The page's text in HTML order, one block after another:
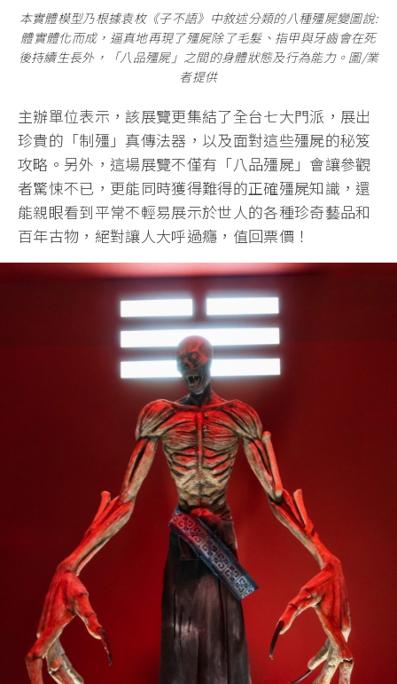
本實體模型乃根據袁枚《子不語》中敘述分類的八種殭屍變圖說:
體實體化而成，逼真地再現了殭屍除了毛髮、指甲與牙齒會在死
後持續生長外，「八品殭屍」之間的身體狀態及行為能力。圖/業
者提供
主辦單位表示，該展覽更集結了全台七大門派，展出
珍貴的「制殭」真傳法器，以及面對這些殭屍的秘笈
攻略。另外，這場展覽不僅有「八品殭屍」會讓參觀
者驚悚不已，更能同時獲得難得的正確殭屍知識，還
能親眼看到平常不輕易展示於世人的各種珍奇藝品和
百年古物，絕對讓人大呼過癮，值回票價！